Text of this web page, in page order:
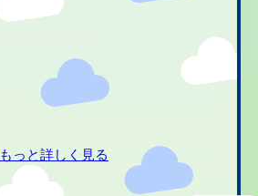
もっと詳しく見る